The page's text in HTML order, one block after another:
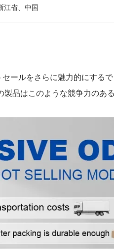
江省、中国
ールをさらに魅力的にする
品はこのような競争力のあ